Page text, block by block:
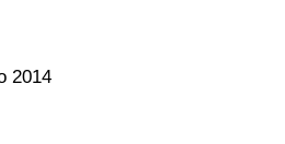
2014